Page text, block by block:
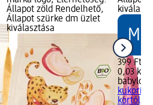
Állapot zöld Rendelhető,
Állapot szürke dm üzlet
kiválasztása
399 Ft
0,03 kg
babylove
kortól,